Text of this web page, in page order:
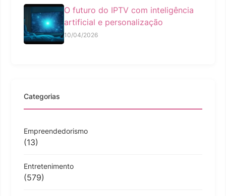
O futuro do IPTV com inteligência
artificial e personalização
10/04/2026
Categorias
Empreendedorismo
(13)
Entretenimento
(579)